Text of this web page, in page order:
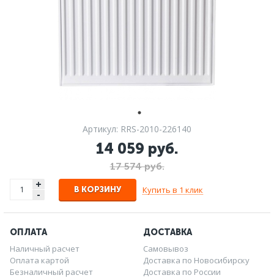
Артикул: RRS-2010-226140
14 059 руб.
17 574 руб.
+
- В КОРЗИНУ Купить в 1 клик
ОПЛАТА
Наличный расчет
Оплата картой
Безналичный расчет
ДОСТАВКА
Самовывоз
Доставка по Новосибирску
Доставка по России